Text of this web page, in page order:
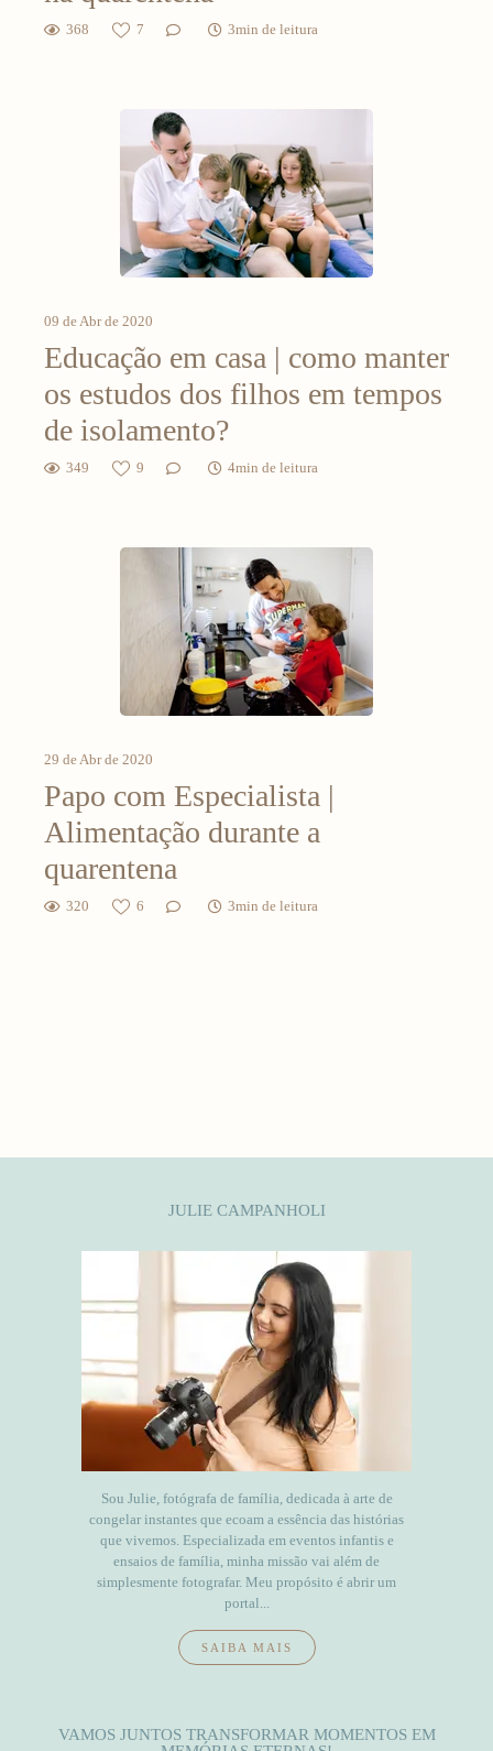
368 7 3min de leitura
09 de Abr de 2020
Educação em casa | como manter
os estudos dos filhos em tempos
de isolamento?
349 9 4min de leitura
29 de Abr de 2020
Papo com Especialista |
Alimentação durante a
quarentena
320 6 3min de leitura
JULIE CAMPANHOLI
Sou Julie, fotógrafa de família, dedicada à arte de
congelar instantes que ecoam a essência das histórias
que vivemos. Especializada em eventos infantis e
ensaios de família, minha missão vai além de
simplesmente fotografar. Meu propósito é abrir um
portal...
SAIBA MAIS
VAMOS JUNTOS TRANSFORMAR MOMENTOS EM